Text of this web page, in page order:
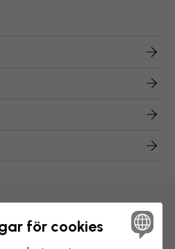
för cookies